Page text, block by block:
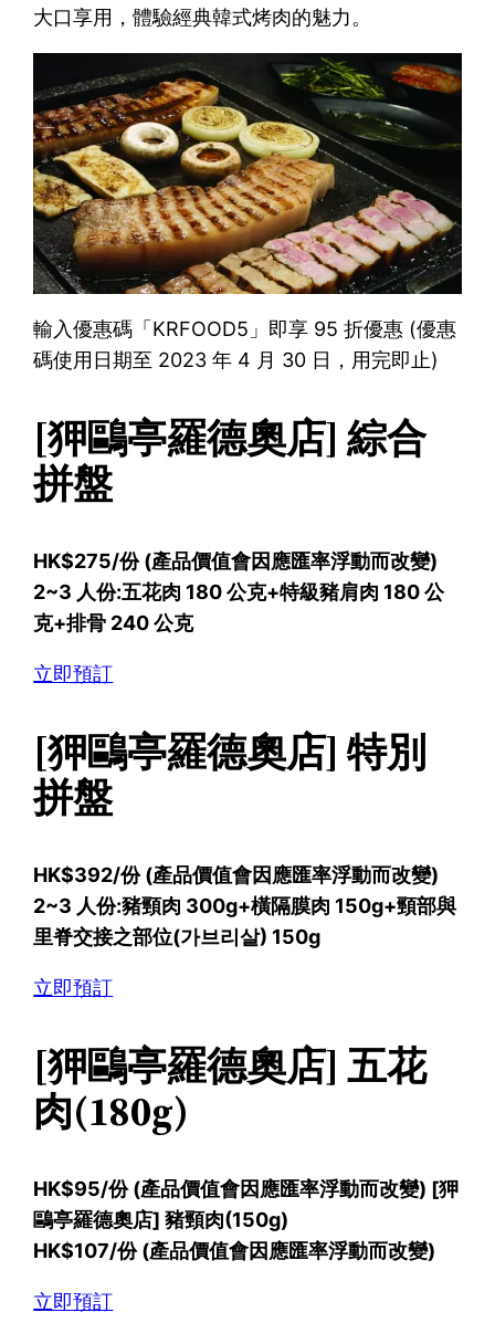
大口享用，體驗經典韓式烤肉的魅力。
輸入優惠碼「KRFOOD5」即享 95 折優惠 (優惠
碼使用日期至 2023 年 4 月 30 日，用完即止)
[狎鷗亭羅德奧店] 綜合
拼盤
HK$275/份 (產品價值會因應匯率浮動而改變)
2~3 人份:五花肉 180 公克+特級豬肩肉 180 公
克+排骨 240 公克
立即預訂
[狎鷗亭羅德奧店] 特別
拼盤
HK$392/份 (產品價值會因應匯率浮動而改變)
2~3 人份:豬頸肉 300g+橫隔膜肉 150g+頸部與
里脊交接之部位(가브리살) 150g
立即預訂
[狎鷗亭羅德奧店] 五花
肉(180g)
HK$95/份 (產品價值會因應匯率浮動而改變) [狎
鷗亭羅德奧店] 豬頸肉(150g)
HK$107/份 (產品價值會因應匯率浮動而改變)
立即預訂